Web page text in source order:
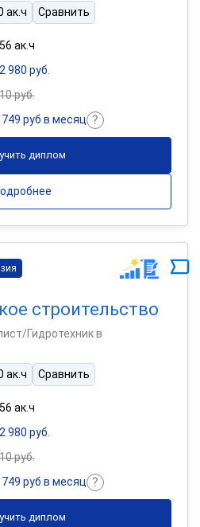
ак.ч Сравнить
ак.ч
980 руб.
руб.
749 руб в месяц
диплом
строительство
Гидротехник в
ак.ч Сравнить
ак.ч
980 руб.
руб.
749 руб в месяц
диплом